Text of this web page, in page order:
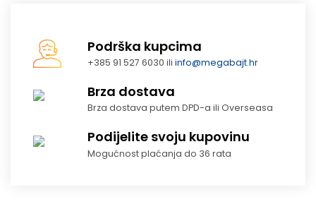
Podrška kupcima
+385 91 527 6030 iliinfo@megabajt.hr
Brza dostava
Brza dostava putem DPD-a ili Overseasa
Podijelite svoju kupovinu
Mogućnost plaćanja do 36 rata